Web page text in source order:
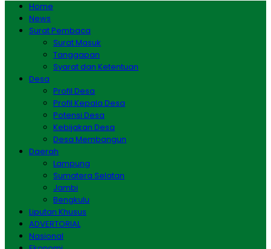
Home
News
Surat Pembaca
Surat Masuk
Tanggapan
Syarat dan Ketentuan
Desa
Profil Desa
Profil Kepala Desa
Potensi Desa
Kebijakan Desa
Desa Membangun
Daerah
Lampung
Sumatera Selatan
Jambi
Bengkulu
Liputan Khusus
ADVERTORIAL
Nasional